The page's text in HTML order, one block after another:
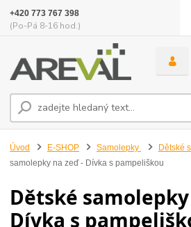
+420 773 767 398
(Po-Pá 8-16 hod.)
Úvod E-SHOP Samolepky Dětské
samolepky na zeď - Dívka s pampeliškou
Dětské
Dívka s